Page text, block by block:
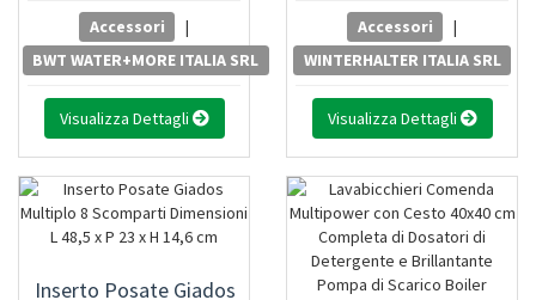
Accessori
|
BWT WATER+MORE ITALIA SRL
Visualizza Dettagli
Accessori
|
WINTERHALTER ITALIA SRL
Visualizza Dettagli
Inserto Posate Giados